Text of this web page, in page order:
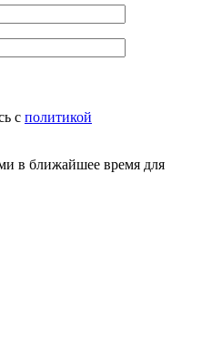
с политикой
в ближайшее время для